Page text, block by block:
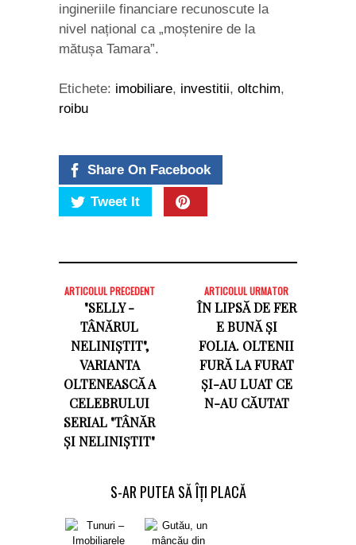
ingineriile financiare recunoscute la
nivel național ca „moștenire de la
mătușa Tamara”.
Etichete: imobiliare, investitii, oltchim,
roibu
Share On Facebook
Tweet It
ARTICOLUL PRECEDENT
"SELLY -
TÂNĂRUL
NELINIȘTIT",
VARIANTA
OLTENEASCĂ A
CELEBRULUI
SERIAL "TÂNĂR
ȘI NELINIȘTIT"
ARTICOLUL URMATOR
ÎN LIPSĂ DE FER
E BUNĂ ȘI
FOLIA. OLTENII
FURĂ LA FURAT
ȘI-AU LUAT CE
N-AU CĂUTAT
S-AR PUTEA SĂ ÎȚI PLACĂ